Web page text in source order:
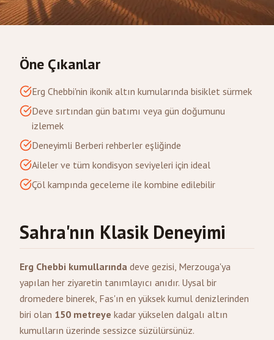
Öne Çıkanlar
Erg Chebbi'nin ikonik altın kumularında bisiklet sürmek
Deve sırtından gün batımı veya gün doğumunu
izlemek
Deneyimli Berberi rehberler eşliğinde
Aileler ve tüm kondisyon seviyeleri için ideal
Çöl kampında geceleme ile kombine edilebilir
Sahra'nın Klasik Deneyimi
Erg Chebbi kumullarında deve gezisi, Merzouga'ya
yapılan her ziyaretin tanımlayıcı anıdır. Uysal bir
dromedere binerek, Fas'ın en yüksek kumul denizlerinden
biri olan 150 metreye kadar yükselen dalgalı altın
kumulların üzerinde sessizce süzülürsünüz.